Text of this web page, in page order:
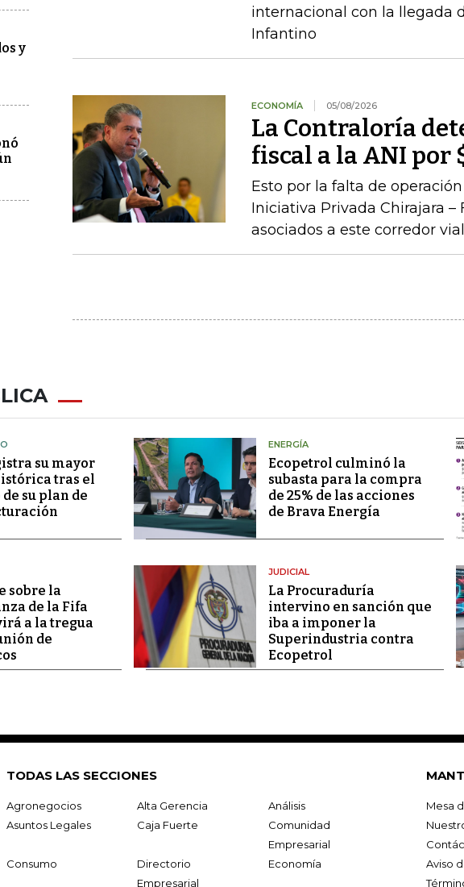
y
internacional con la llegada
Infantino
ECONOMÍA 05/08/2026
La Contraloría
fiscal a la ANI por
Esto por la falta de
Iniciativa Privada Chirajara
asociados a este corredor vial
su mayor
tras el
su plan de
ENERGÍA
Ecopetrol culminó la
subasta para la compra
de 25% de las acciones
de Brava Energía
sobre la
de la Fifa
a la tregua
de
JUDICIAL
La Procuraduría
intervino en sanción que
iba a imponer la
Superindustria contra
Ecopetrol
TODAS LAS SECCIONES
Agronegocios Alta Gerencia
Análisis
Asuntos Legales
Caja Fuerte
Comunidad
Empresarial
Consumo
Directorio
Empresarial
Economía
Mesa
Aviso